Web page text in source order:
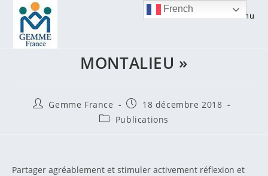
content
Menu
Publication: « Les cahiers du
MONTALIEU »
Auteur/autrice
Gemme France
Publication
publiée :
18 décembre 2018
PostPublications
Partager agréablement et stimuler activement réflexion et
French